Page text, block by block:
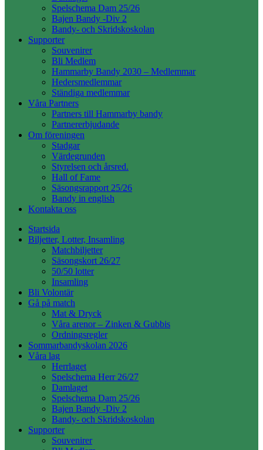
Spelschema Dam 25/26
Bajen Bandy -Div 2
Bandy- och Skridskoskolan
Supporter
Souvenirer
Bli Medlem
Hammarby Bandy 2030 – Medlemmar
Hedersmedlemmar
Ständiga medlemmar
Våra Partners
Partners till Hammarby bandy
Partnererbjudande
Om föreningen
Stadgar
Värdegrunden
Styrelsen och årsred.
Hall of Fame
Säsongsrapport 25/26
Bandy in english
Kontakta oss
Startsida
Biljetter, Lotter, Insamling
Matchbiljetter
Säsongskort 26/27
50/50 lotter
Insamling
Bli Volontär
Gå på match
Mat & Dryck
Våra arenor – Zinken & Gubbis
Ordningsregler
Sommarbandyskolan 2026
Våra lag
Herrlaget
Spelschema Herr 26/27
Damlaget
Spelschema Dam 25/26
Bajen Bandy -Div 2
Bandy- och Skridskoskolan
Supporter
Souvenirer